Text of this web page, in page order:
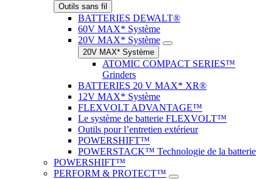
Outils sans fil
BATTERIES DEWALT®
60V MAX* Système
20V MAX* Système
20V MAX* Système
ATOMIC COMPACT SERIES™
Grinders
BATTERIES 20 V MAX* XR®
12V MAX* Système
FLEXVOLT ADVANTAGE™
Le système de batterie FLEXVOLT™
Outils pour l’entretien extérieur
POWERSHIFT™
POWERSTACK™ Technologie de la batterie
POWERSHIFT™
PERFORM & PROTECT™